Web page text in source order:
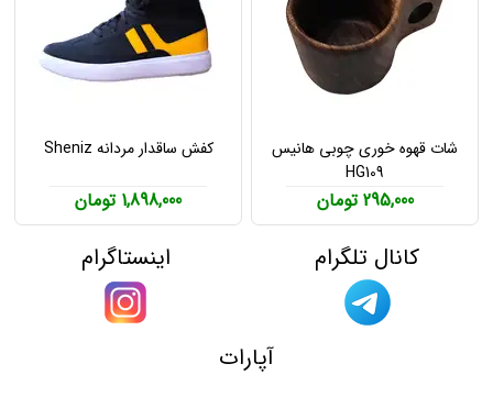
شات قهوه خوری چوبی هانیس
HG109
295,000 تومان
کفش ساقدار مردانه Sheniz
1,898,000 تومان
کانال تلگرام اینستاگرام
آپارات